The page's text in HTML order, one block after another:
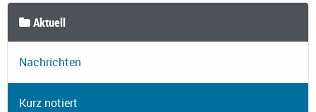
Aktuell
Nachrichten
Kurz notiert